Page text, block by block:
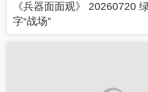
《兵器面面观》 20260720
字“战场”